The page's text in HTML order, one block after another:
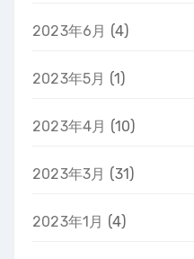
2023年6月 (4)
2023年5月 (1)
2023年4月 (10)
2023年3月 (31)
2023年1月 (4)